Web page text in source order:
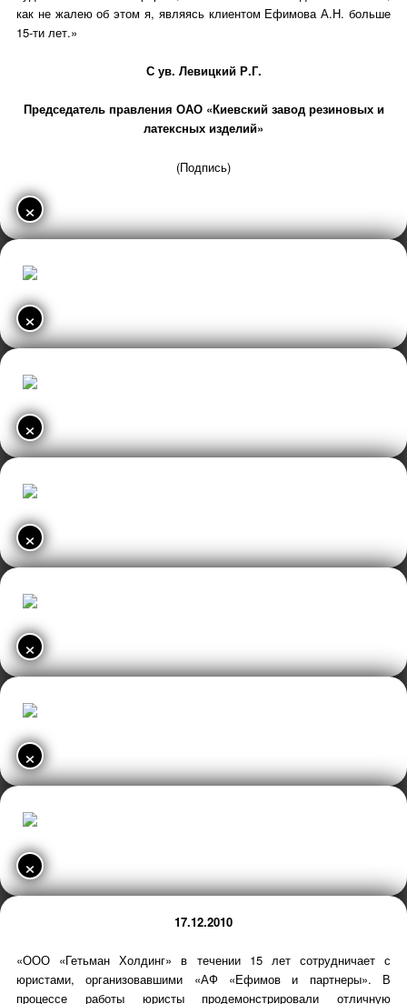
как не жалею об этом я, являясь клиентом Ефимова А.Н. больше
15-ти лет.»
С ув. Левицкий Р.Г.
Председатель правления ОАО «Киевский завод резиновых и
латексных изделий»
(Подпись)
×
×
×
×
×
×
×
17.12.2010
«ООО «Гетьман Холдинг» в течении 15 лет сотрудничает с
юристами, организовавшими «АФ «Ефимов и партнеры». В
процессе работы юристы продемонстрировали отличную